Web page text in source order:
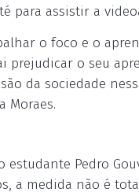
para assistir a
o foco e o
o seu
da sociedade
Moraes.
estudante Pedro
a medida não é